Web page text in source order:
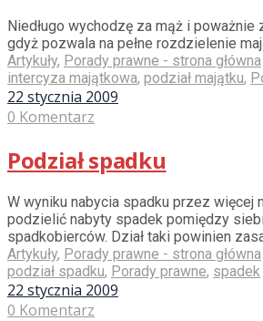
Niedługo wychodzę za mąż i
gdyż pozwala na pełne rozdzielenie
Artykuły, Porady prawne - strona główna
intercyza majątkowa, podział majątku,
22 stycznia 2009
0 Komentarz
Podział spadku
W wyniku nabycia spadku przez
podzielić nabyty spadek pomiędzy
spadkobierców. Dział taki powinien
Artykuły, Porady prawne - strona główna
podział spadku, Porady prawne, spadek
22 stycznia 2009
0 Komentarz